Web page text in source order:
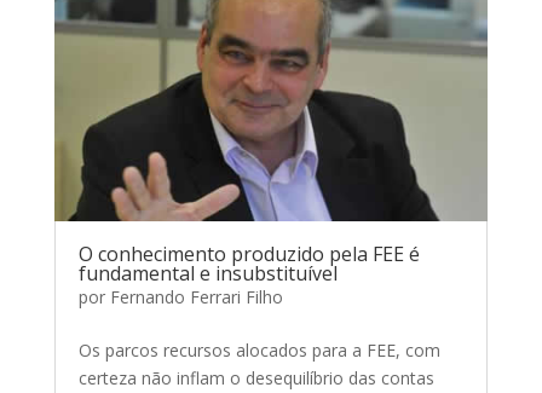
O conhecimento produzido pela FEE é
fundamental e insubstituível
por Fernando Ferrari Filho
Os parcos recursos alocados para a FEE, com
certeza não inflam o desequilíbrio das contas